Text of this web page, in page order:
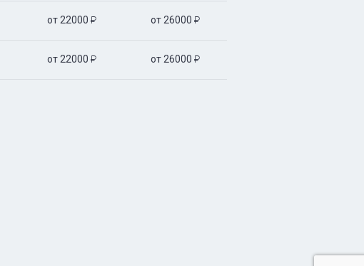
от 22000  от 26000 
от 22000  от 26000 